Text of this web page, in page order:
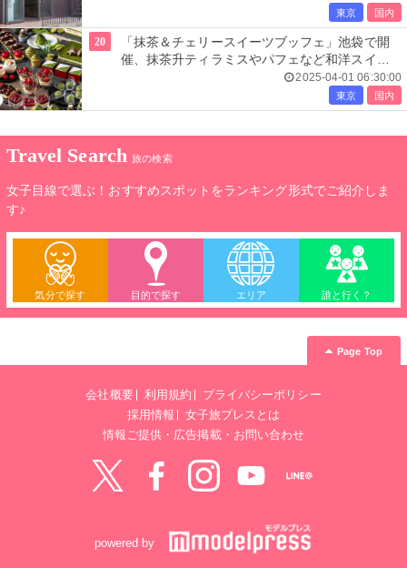
東京 国内
20
「抹茶＆チェリースイーツブッフェ」池袋で開
催、抹茶升ティラミスやパフェなど和洋スイー
2025-04-01 06:30:00
東京 国内
Travel Search 旅の検索
女子目線で選ぶ！おすすめスポットをランキング形式でご紹介しま
す♪
気分で探す 目的で探す エリア 誰と行く？
Page Top
会社概要 利用規約
プライバシーポリシー
採用情報
女子旅プレスとは
情報ご提供・広告掲載・お問い合わせ
powered by